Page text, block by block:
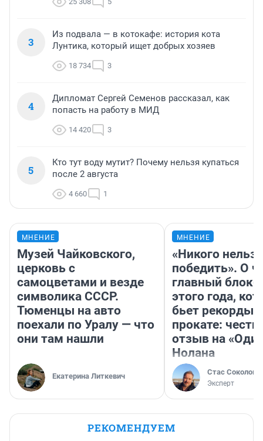
3
Из подвала — в котокафе: история кота
Лунтика, который ищет добрых хозяев
18 734 3
4
Дипломат Сергей Семенов рассказал, как
попасть на работу в МИД
14 420 3
5
Кто тут воду мутит? Почему нельзя купаться
после 2 августа
4 660 1
МНЕНИЕ
Музей Чайковского,
церковь с
самоцветами и везде
символика СССР.
Тюменцы на авто
поехали по Уралу — что
они там нашли
Екатерина Литкевич
МНЕНИЕ
«Никого нельзя
победить». О
главный
этого года,
бьет рекорды в
прокате:
отзыв на
Нолана
Стас Соколов
Эксперт
РЕКОМЕНДУЕМ